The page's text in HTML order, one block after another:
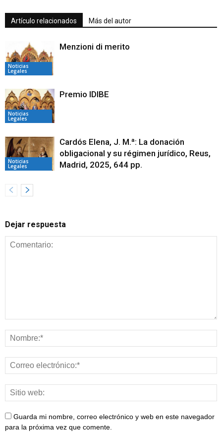
Artículo relacionados Más del autor
Noticias
Legales
Menzioni di merito
Noticias
Legales
Premio IDIBE
Noticias
Legales
Cardós Elena, J. M.ª: La donación
obligacional y su régimen jurídico, Reus,
Madrid, 2025, 644 pp.
Dejar respuesta
Guarda mi nombre, correo electrónico y web en este navegador
para la próxima vez que comente.